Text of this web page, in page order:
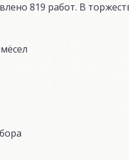
819 работ. В